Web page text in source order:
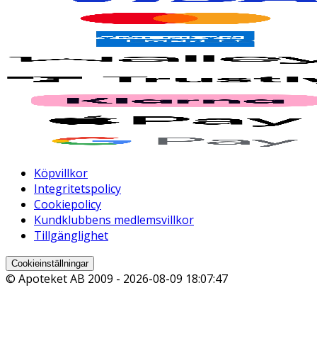
Köpvillkor
Integritetspolicy
Cookiepolicy
Kundklubbens medlemsvillkor
Tillgänglighet
Cookieinställningar
© Apoteket AB 2009 - 2026-08-09 18:07:47